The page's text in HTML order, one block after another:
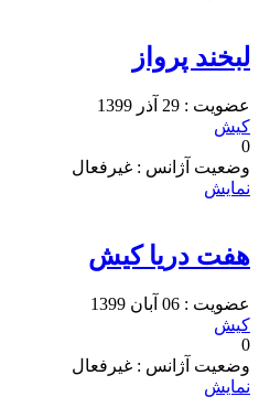
لبخند پرواز
عضویت : 29 آذر 1399
کیش
0
وضعیت آژانس : غیرفعال
نمایش
هفت دریا کیش
عضویت : 06 آبان 1399
کیش
0
وضعیت آژانس : غیرفعال
نمایش